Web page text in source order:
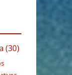
(30)